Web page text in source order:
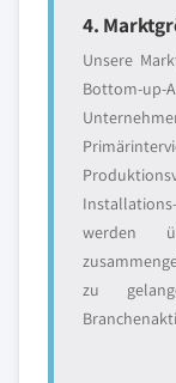
4.
Unsere
werden
zu